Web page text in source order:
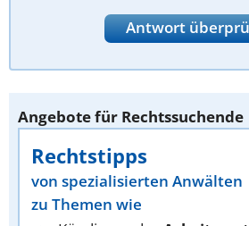
Antwort
Angebote für Rechtssuchende
Rechtstipps
von spezialisierten Anwälten
zu Themen wie